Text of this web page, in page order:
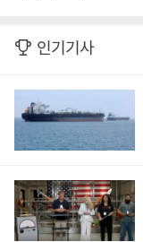
인기기사